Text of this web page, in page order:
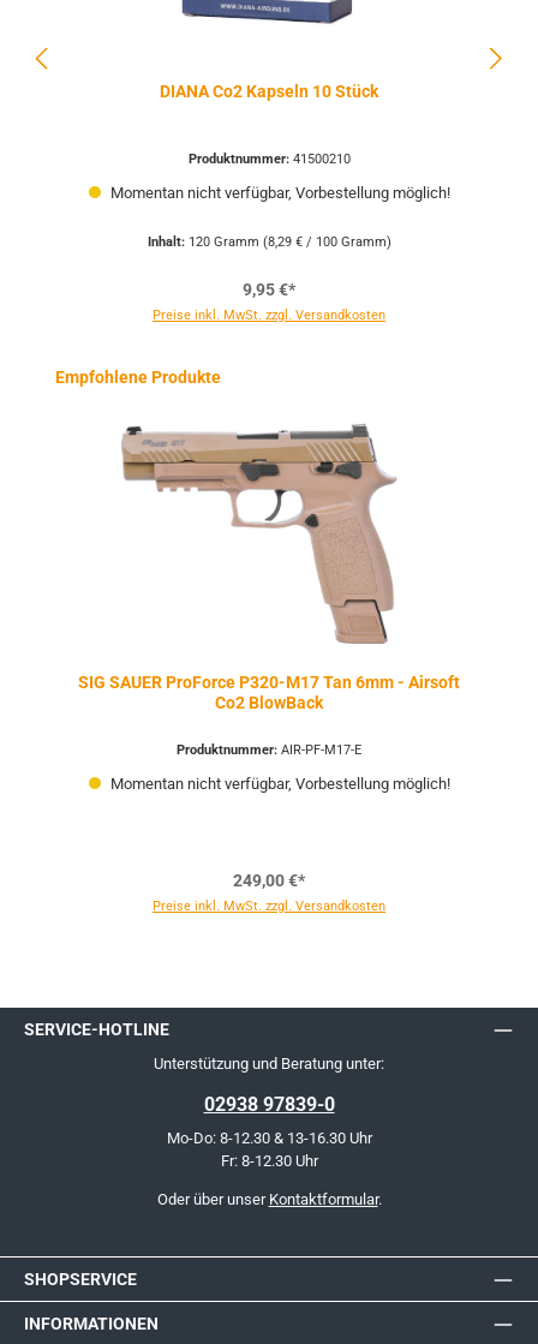
DIANA Co2 Kapseln 10 Stück
Produktnummer: 41500210
Momentan nicht verfügbar, Vorbestellung möglich!
Inhalt: 120 Gramm (8,29 € / 100 Gramm)
9,95 €*
Preise inkl. MwSt. zzgl. Versandkosten
Produktgalerie überspringen
Empfohlene Produkte
SIG SAUER ProForce P320-M17 Tan 6mm - Airsoft
Co2 BlowBack
Produktnummer: AIR-PF-M17-E
Momentan nicht verfügbar, Vorbestellung möglich!
249,00 €*
Preise inkl. MwSt. zzgl. Versandkosten
SERVICE-HOTLINE
Unterstützung und Beratung unter:
02938 97839-0
Mo-Do: 8-12.30 & 13-16.30 Uhr
Fr: 8-12.30 Uhr
Oder über unser Kontaktformular.
SHOPSERVICE
INFORMATIONEN